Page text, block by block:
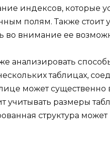
индексов, которые
полям. Также стоит
во внимание ее
анализировать
таблицах,
может существенно
учитывать размеры
структура